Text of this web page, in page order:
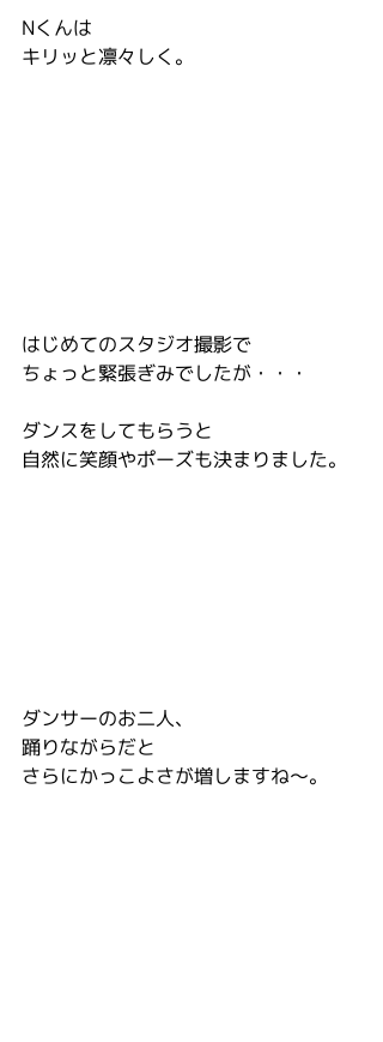
Nくんは
キリッと凛々しく。
はじめてのスタジオ撮影で
ちょっと緊張ぎみでしたが・・・
ダンスをしてもらうと
自然に笑顔やポーズも決まりました。
ダンサーのお二人、
踊りながらだと
さらにかっこよさが増しますね～。